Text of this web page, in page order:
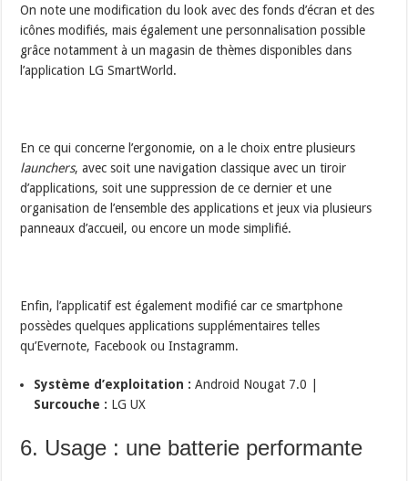
On note une modification du look avec des fonds d’écran et des
icônes modifiés, mais également une personnalisation possible
grâce notamment à un magasin de thèmes disponibles dans
l’application LG SmartWorld.
En ce qui concerne l’ergonomie, on a le choix entre plusieurs
launchers, avec soit une navigation classique avec un tiroir
d’applications, soit une suppression de ce dernier et une
organisation de l’ensemble des applications et jeux via plusieurs
panneaux d’accueil, ou encore un mode simplifié.
Enfin, l’applicatif est également modifié car ce smartphone
possèdes quelques applications supplémentaires telles
qu’Evernote, Facebook ou Instagramm.
Système d’exploitation : Android Nougat 7.0 |
Surcouche : LG UX
6. Usage : une batterie performante